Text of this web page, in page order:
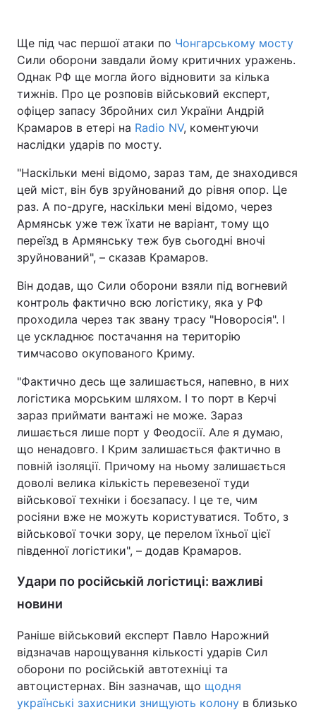
Ще під час першої атаки по Чонгарському мосту
Сили оборони завдали йому критичних уражень.
Однак РФ ще могла його відновити за кілька
тижнів. Про це розповів військовий експерт,
офіцер запасу Збройних сил України Андрій
Крамаров в етері на Radio NV, коментуючи
наслідки ударів по мосту.
"Наскільки мені відомо, зараз там, де знаходився
цей міст, він був зруйнований до рівня опор. Це
раз. А по-друге, наскільки мені відомо, через
Армянськ уже теж їхати не варіант, тому що
переїзд в Армянську теж був сьогодні вночі
зруйнований", – сказав Крамаров.
Він додав, що Сили оборони взяли під вогневий
контроль фактично всю логістику, яка у РФ
проходила через так звану трасу "Новоросія". І
це ускладнює постачання на територію
тимчасово окупованого Криму.
"Фактично десь ще залишається, напевно, в них
логістика морським шляхом. І то порт в Керчі
зараз приймати вантажі не може. Зараз
лишається лише порт у Феодосії. Але я думаю,
що ненадовго. І Крим залишається фактично в
повній ізоляції. Причому на ньому залишається
доволі велика кількість перевезеної туди
військової техніки і боєзапасу. І це те, чим
росіяни вже не можуть користуватися. Тобто, з
військової точки зору, це перелом їхньої цієї
південної логістики", – додав Крамаров.
Удари по російській логістиці: важливі
новини
Раніше військовий експерт Павло Нарожний
відзначав нарощування кількості ударів Сил
оборони по російській автотехніці та
автоцистернах. Він зазначав, що щодня
українські захисники знищують колону в близько